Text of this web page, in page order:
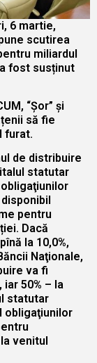
6 martie,
scutirea
miliardul
fost susținut
“Șor” și
să fie
furat.
de distribuire
statutar
pentru
Dacă
la 10,0%,
Naţionale,
va fi
50% – la
statutar
obligaţiunilor
venitul